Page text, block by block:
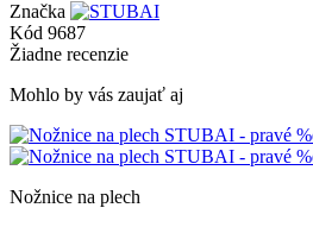
Značka
Kód 9687
Žiadne recenzie
Mohlo by vás zaujať aj
Nožnice na plech